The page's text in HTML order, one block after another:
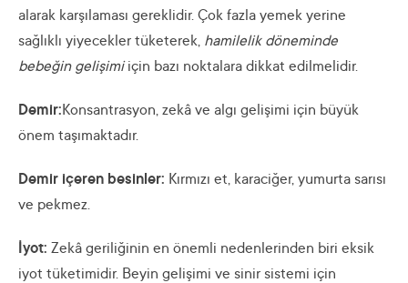
alarak karşılaması gereklidir. Çok fazla yemek yerine
sağlıklı yiyecekler tüketerek, hamilelik döneminde
bebeğin gelişimiiçin bazı noktalara dikkat edilmelidir.
Demir:Konsantrasyon, zekâ ve algı gelişimi için büyük
önem taşımaktadır.
Demir içeren besinler: Kırmızı et, karaciğer, yumurta sarısı
ve pekmez.
İyot: Zekâ geriliğinin en önemli nedenlerinden biri eksik
iyot tüketimidir. Beyin gelişimi ve sinir sistemi için